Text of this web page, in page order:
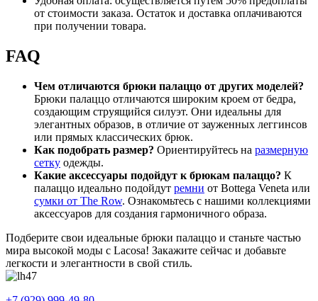
от стоимости заказа. Остаток и доставка оплачиваются
при получении товара.
FAQ
Чем отличаются брюки палаццо от других моделей?
Брюки палаццо отличаются широким кроем от бедра,
создающим струящийся силуэт. Они идеальны для
элегантных образов, в отличие от зауженных леггинсов
или прямых классических брюк.
Как подобрать размер? Ориентируйтесь на размерную
сетку одежды.
Какие аксессуары подойдут к брюкам палаццо? К
палаццо идеально подойдут ремни от Bottega Veneta или
сумки от The Row. Ознакомьтесь с нашими коллекциями
аксессуаров для создания гармоничного образа.
Подберите свои идеальные брюки палаццо и станьте частью
мира высокой моды с Lacosa! Закажите сейчас и добавьте
легкости и элегантности в свой стиль.